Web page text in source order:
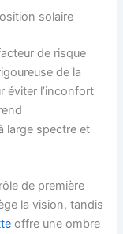
solaire
de risque
de la
éviter l’inconfort
large spectre et
de première
la vision, tandis
offre une ombre